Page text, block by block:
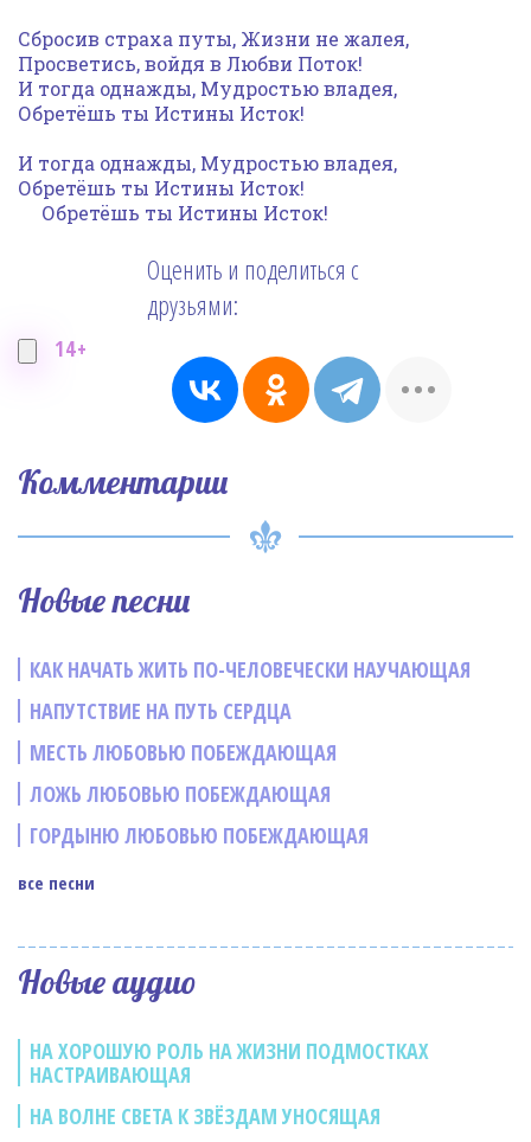
Сбросив страха путы, Жизни не жалея,
Просветись, войдя в Любви Поток!
И тогда однажды, Мудростью владея,
Обретёшь ты Истины Исток!
И тогда однажды, Мудростью владея,
Обретёшь ты Истины Исток!
Обретёшь ты Истины Исток!
14+
Оценить и поделиться с
друзьями:
Комментарии
Новые песни
КАК НАЧАТЬ ЖИТЬ ПО-ЧЕЛОВЕЧЕСКИ НАУЧАЮЩАЯ
НАПУТСТВИЕ НА ПУТЬ СЕРДЦА
МЕСТЬ ЛЮБОВЬЮ ПОБЕЖДАЮЩАЯ
ЛОЖЬ ЛЮБОВЬЮ ПОБЕЖДАЮЩАЯ
ГОРДЫНЮ ЛЮБОВЬЮ ПОБЕЖДАЮЩАЯ
все песни
Новые аудио
НА ХОРОШУЮ РОЛЬ НА ЖИЗНИ ПОДМОСТКАХ
НАСТРАИВАЮЩАЯ
НА ВОЛНЕ СВЕТА К ЗВЁЗДАМ УНОСЯЩАЯ